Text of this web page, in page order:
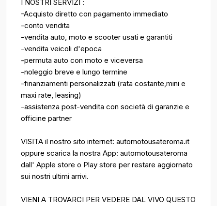
I NOSTRI SERVIZI :
-Acquisto diretto con pagamento immediato
-conto vendita
-vendita auto, moto e scooter usati e garantiti
-vendita veicoli d'epoca
-permuta auto con moto e viceversa
-noleggio breve e lungo termine
-finanziamenti personalizzati (rata costante,mini e
maxi rate, leasing)
-assistenza post-vendita con società di garanzie e
officine partner
VISITA il nostro sito internet: automotousateroma.it
oppure scarica la nostra App: automotousateroma
dall' Apple store o Play store per restare aggiornato
sui nostri ultimi arrivi.
VIENI A TROVARCI PER VEDERE DAL VIVO QUESTO